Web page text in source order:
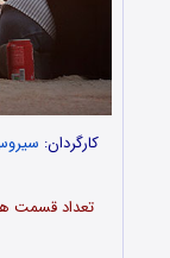
کارگردان: